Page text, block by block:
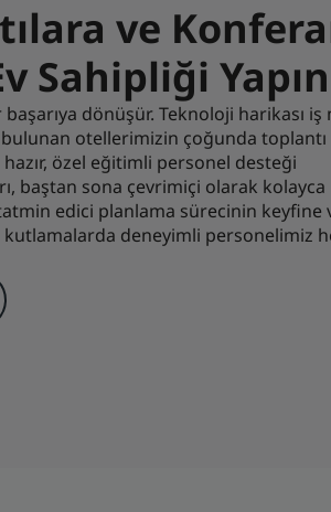
ve
Sahipliği Yapın
dönüşür. Teknoloji harikası
otellerimizin çoğunda
özel eğitimli personel desteği
baştan sona çevrimiçi olarak kolayca
edici planlama sürecinin keyfine
deneyimli personelimiz